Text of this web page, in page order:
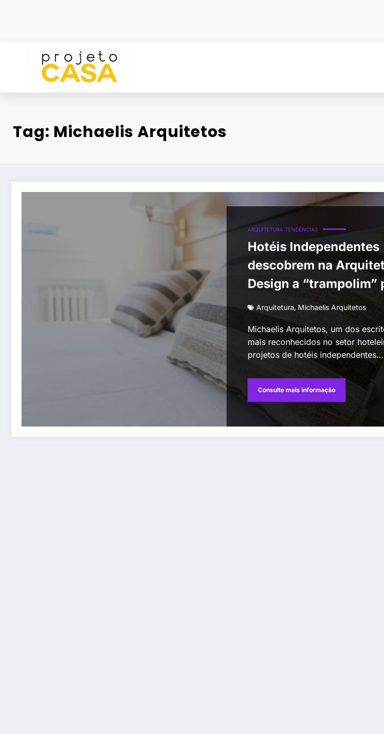
Tag: Michaelis Arquitetos
ARQUITETURA TENDÊNCIAS
Hotéis Independentes
descobrem na
Design a “trampolim”
competitividade
Arquitetura, Michaelis Arquitetos
Michaelis Arquitetos, um dos
mais reconhecidos no setor
projetos de hotéis independentes…
Consulte mais informação